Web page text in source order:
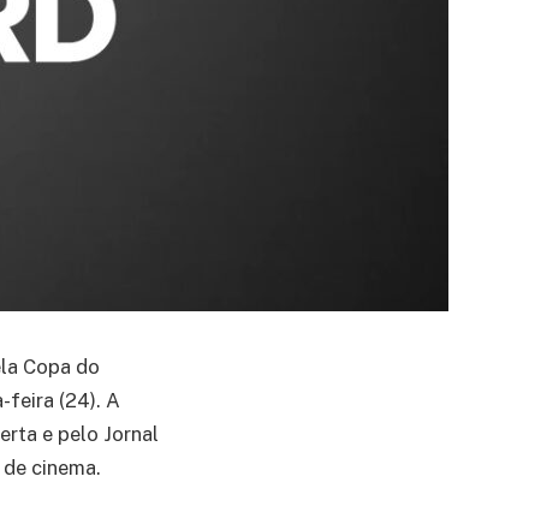
Copa do
feira (24). A
e pelo Jornal
cinema.